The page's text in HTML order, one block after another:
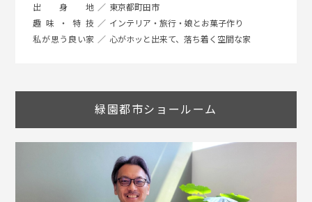
出身地
東京都町田市
趣味・特技
インテリア・旅行・娘とお菓子作り
私が思う良い家
心がホッと出来て、落ち着く空間な家
緑園都市ショールーム